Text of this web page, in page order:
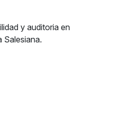
y auditoria en
Salesiana.